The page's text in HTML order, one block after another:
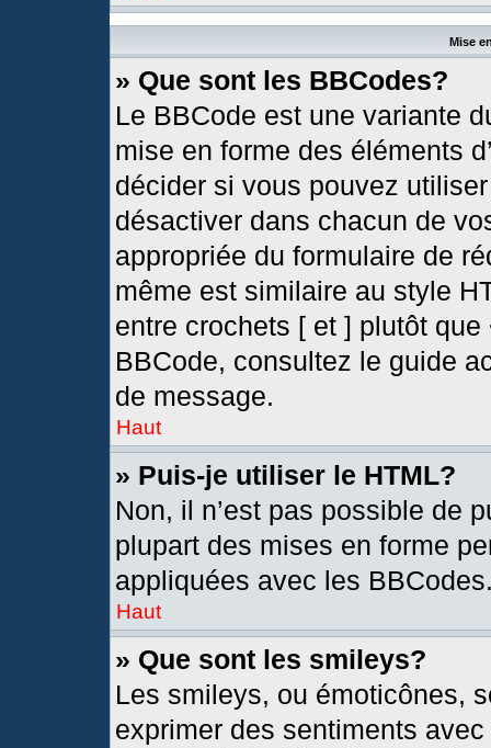
Mise
» Que sont les BBCodes?
Le BBCode est une variante
mise en forme des éléments
décider si vous pouvez
désactiver dans chacun de
appropriée du formulaire de
même est similaire au style
entre crochets [ et ] plutôt
BBCode, consultez le guide
de message.
Haut
» Puis-je utiliser le HTML?
Non, il n’est pas possible de
plupart des mises en forme
appliquées avec les
Haut
» Que sont les smileys?
Les smileys, ou émoticônes,
exprimer des sentiments